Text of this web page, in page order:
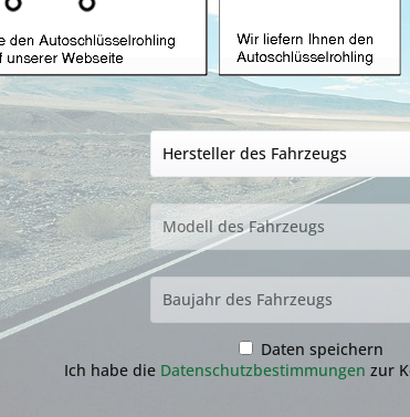
inkl. MwSt.
Lieferzeit
Artikel-Nr.:
Daten speichern
Ich habe die Datenschutzbestimmungen zur